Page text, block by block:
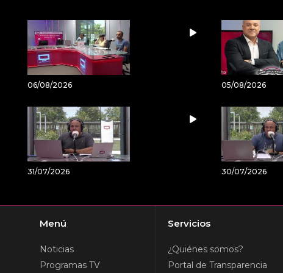
06/08/2026 05/08/2026
31/07/2026 30/07/2026
Menú
Noticias
Programas TV
Servicios
¿Quiénes somos?
Portal de Transparencia